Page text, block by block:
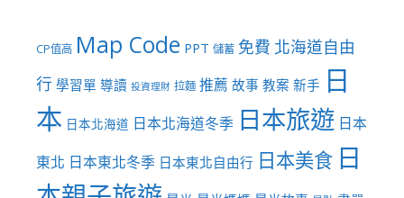
CP值高 Map Code PPT 儲蓄 免費 北海道自由
行 學習單 導讀 投資理財 拉麵 推薦 故事 教案 新手 日
本 日本北海道 日本北海道冬季 日本旅遊 日本
東北 日本東北冬季 日本東北自由行 日本美食 日